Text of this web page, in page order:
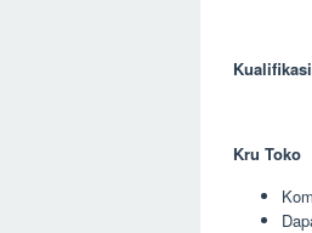
Kru Toko